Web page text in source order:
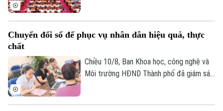
thẩm quyền với sự thống nhất cao, đồng
đúng quy định.
Chuyển đổi số để phục vụ nhân dân hiệu quả, thực
chất
Chiều 10/8, Ban Khoa học, công nghệ và
Môi trường HĐND Thành phố đã giám sát